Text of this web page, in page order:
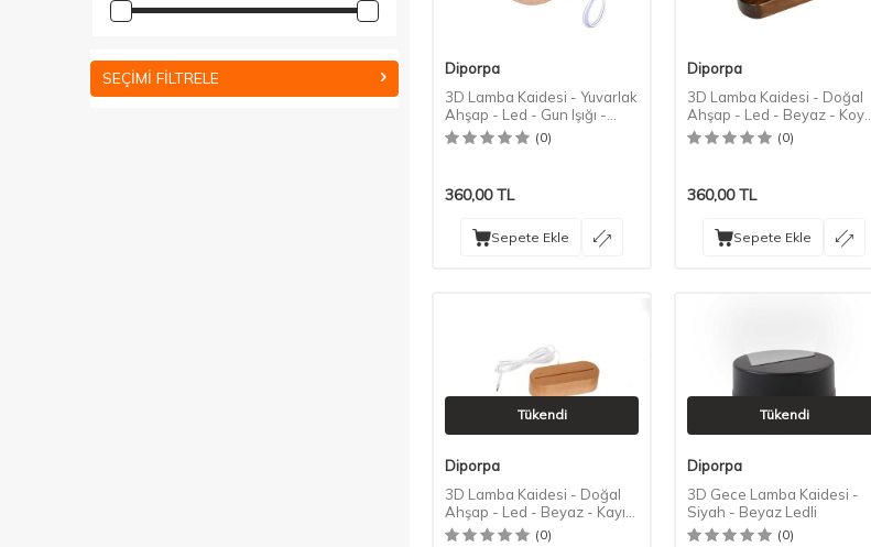
SEÇIMI FILTRELE
Diporpa
3D Lamba Kaidesi - Yuvarlak
Ahşap - Led - Gun Işığı -
Gürgen Rengi(0)
360,00TL
Sepete Ekle
Diporpa
3D Lamba Kaidesi - Doğal
Ahşap - Led - Beyaz - Koyu
Renk
(0)
360,00TL
Sepete Ekle
Tükendi
Diporpa
3D Lamba Kaidesi - Doğal
Ahşap - Led - Beyaz - Kayın
Rengi
(0)
Tükendi
Diporpa
3D Gece Lamba Kaidesi -
Siyah - Beyaz Ledli
(0)